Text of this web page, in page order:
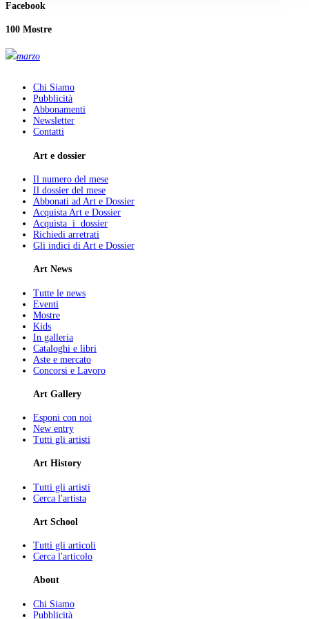
Facebook
100 Mostre
marzo
Chi Siamo
Pubblicità
Abbonamenti
Newsletter
Contatti
Art e dossier
Il numero del mese
Il dossier del mese
Abbonati ad Art e Dossier
Acquista Art e Dossier
Acquista i dossier
Richiedi arretrati
Gli indici di Art e Dossier
Art News
Tutte le news
Eventi
Mostre
Kids
In galleria
Cataloghi e libri
Aste e mercato
Concorsi e Lavoro
Art Gallery
Esponi con noi
New entry
Tutti gli artisti
Art History
Tutti gli artisti
Cerca l'artista
Art School
Tutti gli articoli
Cerca l'articolo
About
Chi Siamo
Pubblicità